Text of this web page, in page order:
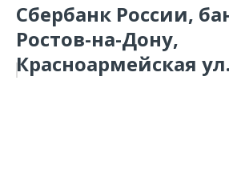
Сбербанк России,
Ростов-на-Дону,
Красноармейская